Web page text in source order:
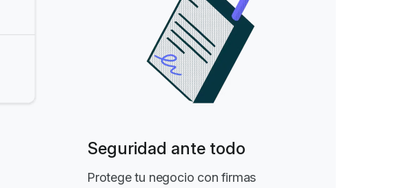
Seguridad ante todo
Protege tu negocio con firmas